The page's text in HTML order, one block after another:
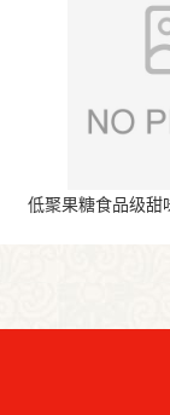
低聚果糖食品级甜